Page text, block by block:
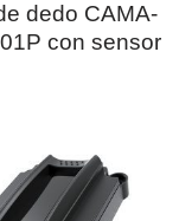
dedo CAMA-
con sensor